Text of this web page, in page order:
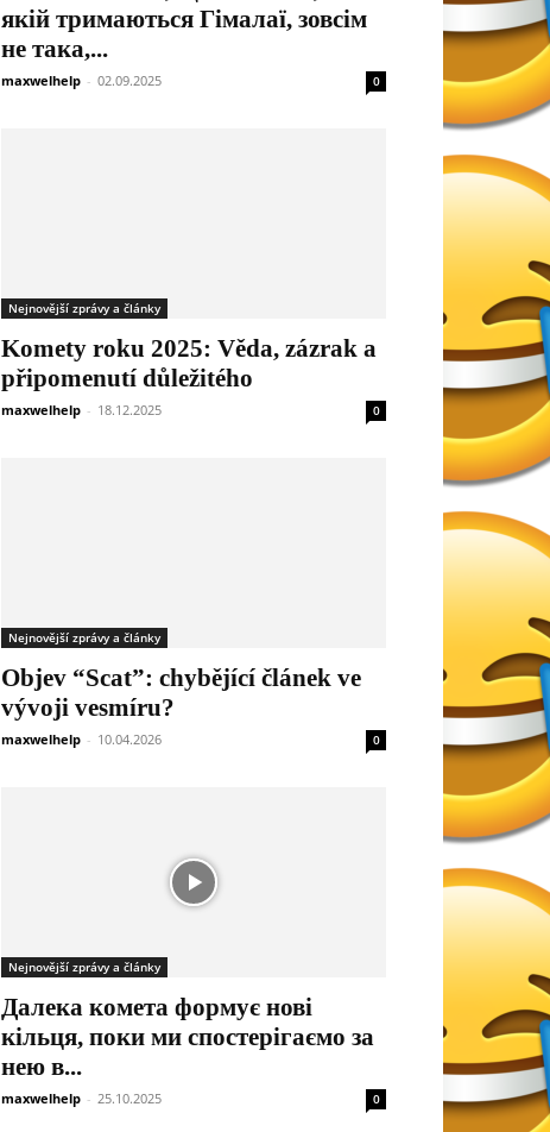
якій тримаються Гімалаї, зовсім
не така,...
maxwelhelp - 02.09.2025 0
Nejnovější zprávy a články
Komety roku 2025: Věda, zázrak a
připomenutí důležitého
maxwelhelp - 18.12.2025 0
Nejnovější zprávy a články
Objev “Scat”: chybějící článek ve
vývoji vesmíru?
maxwelhelp - 10.04.2026 0
Nejnovější zprávy a články
Далека комета формує нові
кільця, поки ми спостерігаємо за
нею в...
maxwelhelp - 25.10.2025 0